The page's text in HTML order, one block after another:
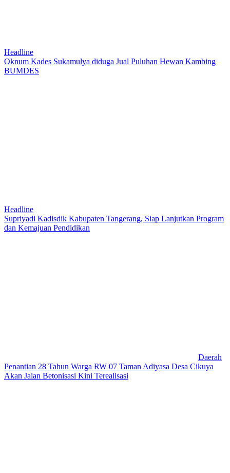
Headline
Oknum Kades Sukamulya diduga Jual Puluhan Hewan Kambing
BUMDES
Headline
Supriyadi Kadisdik Kabupaten Tangerang, Siap Lanjutkan Program
dan Kemajuan Pendidikan
Daerah
Penantian 28 Tahun Warga RW 07 Taman Adiyasa Desa Cikuya
Akan Jalan Betonisasi Kini Terealisasi